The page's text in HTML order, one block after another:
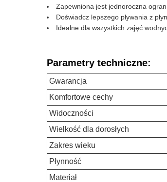
Zapewniona jest jednoroczna
Doświadcz lepszego pływania z
Idealne dla wszystkich zajęć
Parametry techniczne:
Gwarancja
Komfortowe cechy
Widoczności
Wielkość dla dorosłych
Zakres wieku
Płynność
Materiał